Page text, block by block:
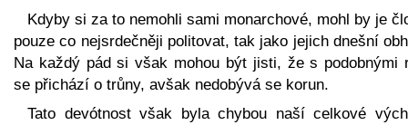
Kdyby si za to nemohli sami monarchové, mohl by je
pouze co nejsrdečněji politovat, tak jako jejich dnešní
Na každý pád si však mohou být jisti, že s podobnými
se přichází o trůny, avšak nedobývá se korun.
Tato devótnost však byla chybou naší celkové